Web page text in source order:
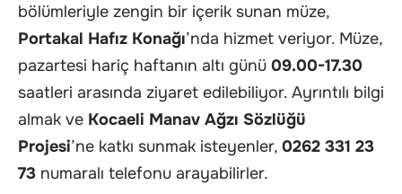
bölümleriyle zengin bir içerik sunan müze,
Portakal Hafız Konağı’nda hizmet veriyor. Müze,
pazartesi hariç haftanın altı günü 09.00-17.30
saatleri arasında ziyaret edilebiliyor. Ayrıntılı bilgi
almak ve Kocaeli Manav Ağzı Sözlüğü
Projesi’ne katkı sunmak isteyenler, 0262 331 23
73 numaralı telefonu arayabilirler.